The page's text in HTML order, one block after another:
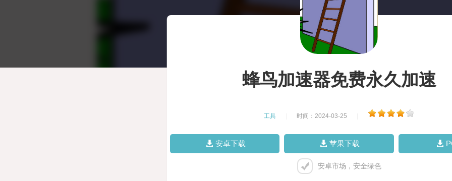
蜂鸟加速器免费永久加速
工具 时间：2024-03-25
安卓下载 苹果下载
安卓市场，安全绿色